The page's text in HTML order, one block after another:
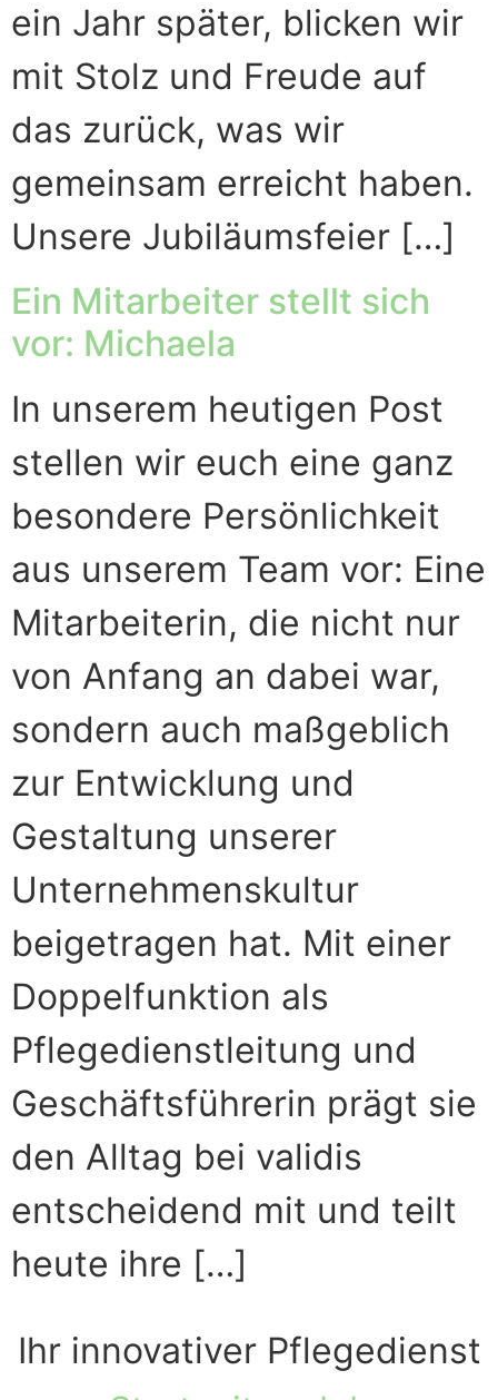
ein Jahr später, blicken wir
mit Stolz und Freude auf
das zurück, was wir
gemeinsam erreicht haben.
Unsere Jubiläumsfeier […]
Ein Mitarbeiter stellt sich
vor: Michaela
In unserem heutigen Post
stellen wir euch eine ganz
besondere Persönlichkeit
aus unserem Team vor: Eine
Mitarbeiterin, die nicht nur
von Anfang an dabei war,
sondern auch maßgeblich
zur Entwicklung und
Gestaltung unserer
Unternehmenskultur
beigetragen hat. Mit einer
Doppelfunktion als
Pflegedienstleitung und
Geschäftsführerin prägt sie
den Alltag bei validis
entscheidend mit und teilt
heute ihre […]
Ihr innovativer Pflegedienst